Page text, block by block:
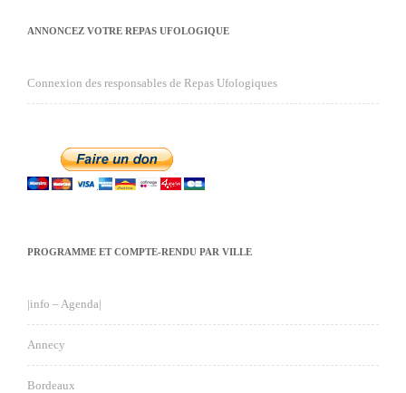
ANNONCEZ VOTRE REPAS UFOLOGIQUE
Connexion des responsables de Repas Ufologiques
PROGRAMME ET COMPTE-RENDU PAR VILLE
|info – Agenda|
Annecy
Bordeaux